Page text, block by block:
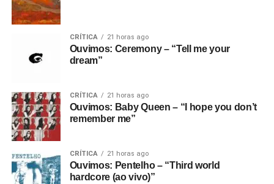
CRÍTICA 21 horas ago
Ouvimos: Ceremony – “Tell me your
dream”
CRÍTICA 21 horas ago
Ouvimos: Baby Queen – “I hope you don’t
remember me”
CRÍTICA 21 horas ago
Ouvimos: Pentelho – “Third world
hardcore (ao vivo)”